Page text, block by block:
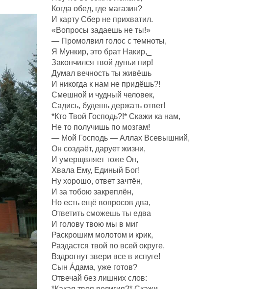
Когда обед, где магазин?
И карту Сбер не прихватил.
«Вопросы задаешь не ты!»
— Промолвил голос с темноты,
Я Мункир, это брат Накир,_
Закончился твой дуньи пир!
Думал вечность ты живёшь
И никогда к нам не придёшь?!
Смешной и чудный человек,
Садись, будешь держать ответ!
*Кто Твой Господь?!* Скажи ка нам,
Не то получишь по мозгам!
— Мой Господь — Аллах Всевышний,
Он создаëт, дарует жизни,
И умерщвляет тоже Он,
Хвала Ему, Единый Бог!
Ну хорошо, ответ зачтëн,
И за тобою закреплëн,
Но есть ещё вопросов два,
Ответить сможешь ты едва
И голову твою мы в миг
Раскрошим молотом и крик,
Раздастся твой по всей округе,
Вздрогнут звери все в испуге!
Сын Áдама, уже готов?
Отвечай без лишних слов: